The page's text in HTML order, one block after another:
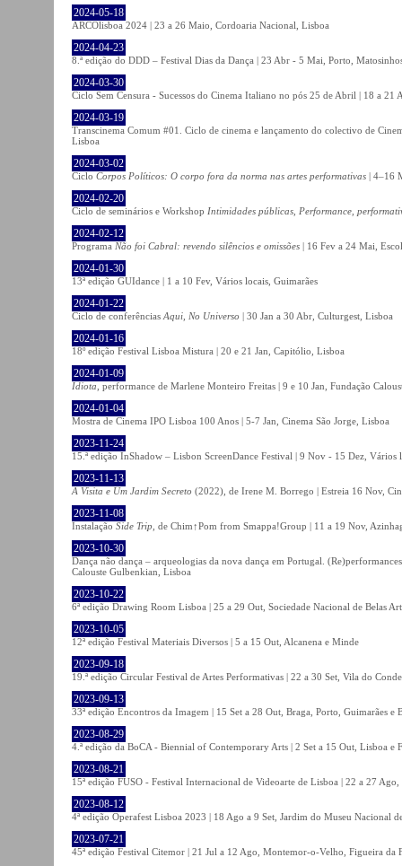
2024-05-18
ARCOlisboa 2024 | 23 a 26 Maio, Cordoaria Nacional, Lisboa
2024-04-23
8.ª edição do DDD – Festival Dias da Dança | 23 Abr - 5 Mai, Porto,
2024-03-30
Ciclo Sem Censura - Sucessos do Cinema Italiano no pós 25 de Abril | 18 a
2024-03-19
Transcinema Comum #01. Ciclo de cinema e lançamento do colectivo de
Lisboa
2024-03-02
Ciclo Corpos Políticos: O corpo fora da norma nas artes performativas | 4–16
2024-02-20
Ciclo de seminários e Workshop Intimidades públicas, Performance,
2024-02-12
Programa Não foi Cabral: revendo silêncios e omissões | 16 Fev a 24 Mai,
2024-01-30
13ª edição GUIdance | 1 a 10 Fev, Vários locais, Guimarães
2024-01-22
Ciclo de conferências Aqui, No Universo | 30 Jan a 30 Abr, Culturgest, Lisboa
2024-01-16
18º edição Festival Lisboa Mistura | 20 e 21 Jan, Capitólio, Lisboa
2024-01-09
Idiota , performance de Marlene Monteiro Freitas | 9 e 10 Jan, Fundação
2024-01-04
Mostra de Cinema IPO Lisboa 100 Anos | 5-7 Jan, Cinema São Jorge, Lisboa
2023-11-24
15.ª edição InShadow – Lisbon ScreenDance Festival | 9 Nov - 15 Dez, Vários
2023-11-13
A Visita e Um Jardim Secreto (2022), de Irene M. Borrego | Estreia 16 Nov,
2023-11-08
Instalação Side Trip , de Chim↑Pom from Smappa!Group | 11 a 19 Nov,
2023-10-30
Dança não dança – arqueologias da nova dança em Portugal.
Calouste Gulbenkian, Lisboa
2023-10-22
6ª edição Drawing Room Lisboa | 25 a 29 Out, Sociedade Nacional de Belas
2023-10-05
12ª edição Festival Materiais Diversos | 5 a 15 Out, Alcanena e Minde
2023-09-18
19.ª edição Circular Festival de Artes Performativas | 22 a 30 Set, Vila do Conde
2023-09-13
33ª edição Encontros da Imagem | 15 Set a 28 Out, Braga, Porto, Guimarães e
2023-08-29
4.ª edição da BoCA - Biennial of Contemporary Arts | 2 Set a 15 Out, Lisboa e
2023-08-21
15ª edição FUSO - Festival Internacional de Videoarte de Lisboa | 22 a 27
2023-08-12
4ª edição Operafest Lisboa 2023 | 18 Ago a 9 Set, Jardim do Museu Nacional
2023-07-21
45ª edição Festival Citemor | 21 Jul a 12 Ago, Montemor-o-Velho, Figueira da